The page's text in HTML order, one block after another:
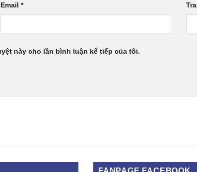
Email*
này cho lần bình luận kế tiếp của tôi.